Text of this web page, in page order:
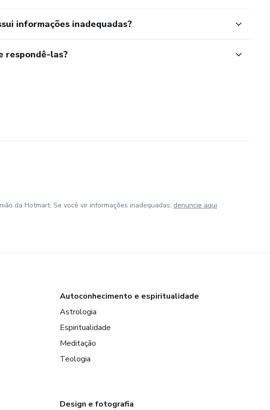
informações inadequadas?
respondê-las?
da Hotmart. Se você vir informações inadequadas, denuncie aqui
Autoconhecimento e espiritualidade
Astrologia
Espiritualidade
Meditação
Teologia
Design e fotografia